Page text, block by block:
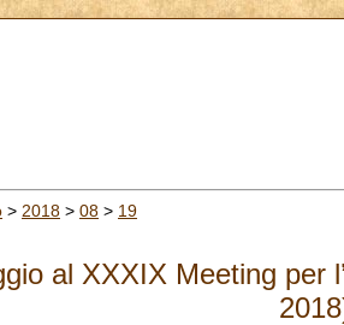
> 2018 > 08 > 19
al XXXIX Meeting per